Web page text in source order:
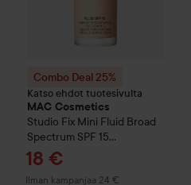
Combo Deal 25%
Katso ehdot tuotesivulta
MAC Cosmetics
Studio Fix Mini Fluid Broad
Spectrum SPF 15
Foundation
Tarjoushinta
18 €
Ilman kampanjaa 24 €